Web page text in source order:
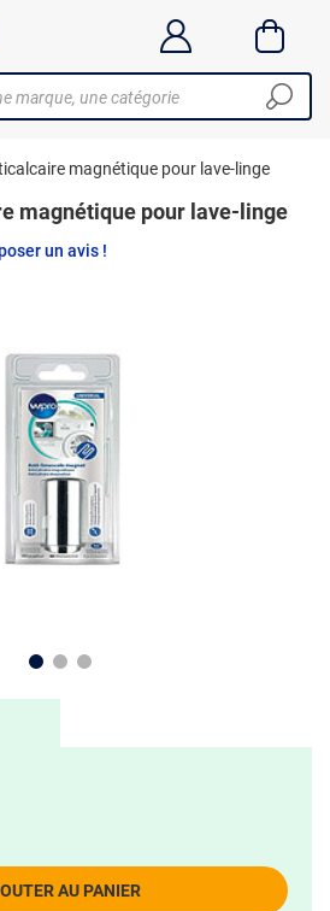
magnétique pour lave-linge
magnétique pour lave-linge
un avis !
AU PANIER